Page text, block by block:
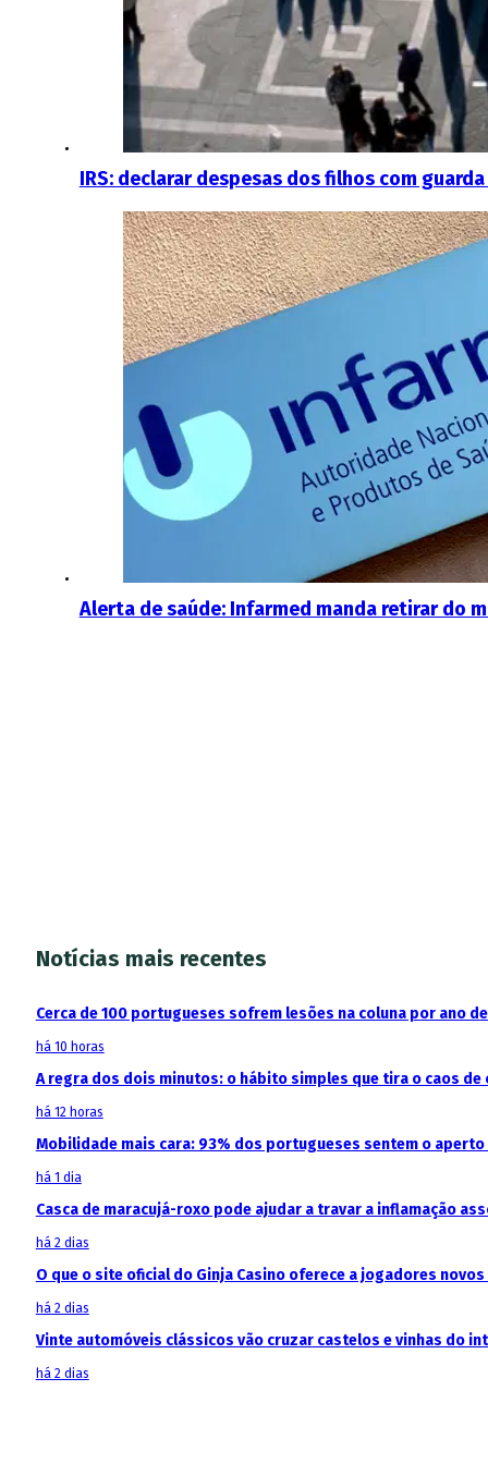
IRS: declarar despesas dos filhos com
Alerta de saúde: Infarmed manda retirar do
Notícias mais recentes
Cerca de 100 portugueses sofrem lesões na coluna por ano
há 10 horas
A regra dos dois minutos: o hábito simples que tira o caos de
há 12 horas
Mobilidade mais cara: 93% dos portugueses sentem o
há 1 dia
Casca de maracujá-roxo pode ajudar a travar a inflamação
há 2 dias
O que o site oficial do Ginja Casino oferece a jogadores
há 2 dias
Vinte automóveis clássicos vão cruzar castelos e vinhas do
há 2 dias